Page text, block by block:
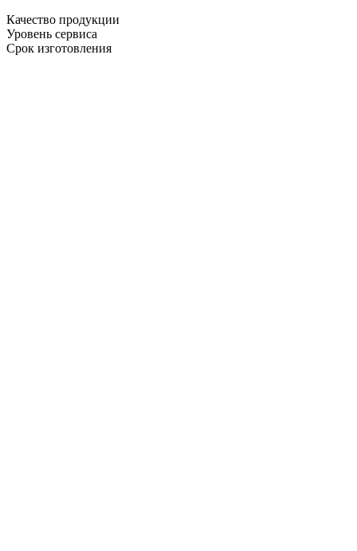
Качество продукции
Уровень сервиса
Срок изготовления